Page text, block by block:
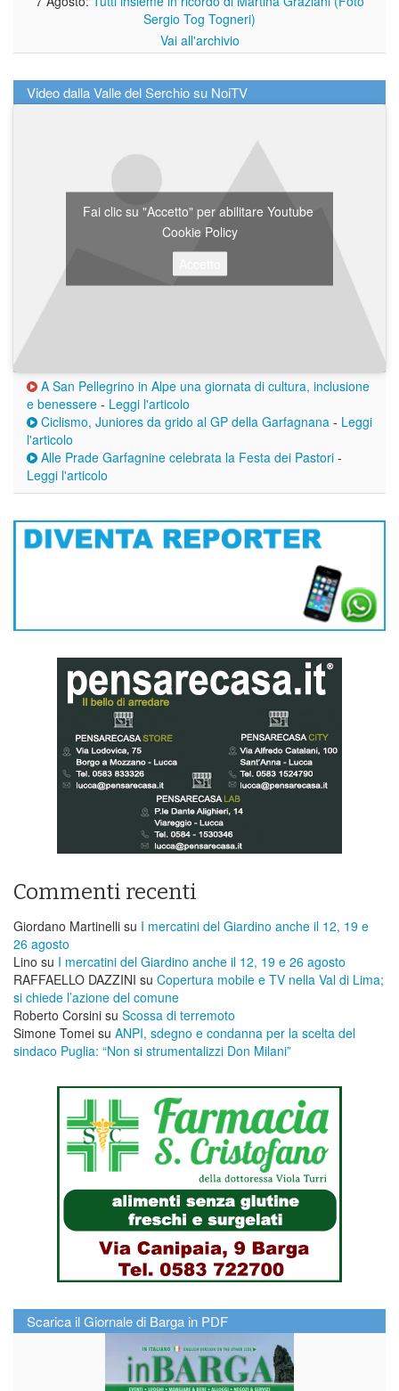
Sergio Tog Togneri)
Vai all'archivio
Video dalla Valle del Serchio su NoiTV
Fai clic su "Accetto" per abilitare Youtube
Cookie Policy
A San Pellegrino in Alpe una giornata di cultura, inclusione
e benessere - Leggi l'articolo
Ciclismo, Juniores da grido al GP della Garfagnana - Leggi
l'articolo
Alle Prade Garfagnine celebrata la Festa dei Pastori -
Leggi l'articolo
Commenti recenti
Giordano Martinelli su I mercatini del Giardino anche il 12, 19 e
26 agosto
Lino su I mercatini del Giardino anche il 12, 19 e 26 agosto
RAFFAELLO DAZZINI su ​Copertura mobile e TV nella Val di Lima;
si chiede l’azione del comune
Roberto Corsini su Scossa di terremoto
Simone Tomei su ANPI, sdegno e condanna per la scelta del
sindaco Puglia: “Non si strumentalizzi Don Milani”
Scarica il Giornale di Barga in PDF